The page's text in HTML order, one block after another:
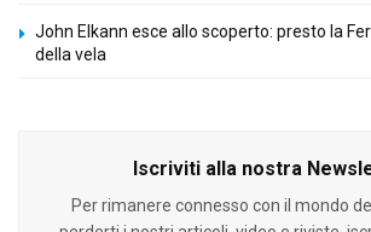
John Elkann esce allo scoperto: presto la
della vela
Iscriviti alla nostra
Per rimanere connesso con il mondo